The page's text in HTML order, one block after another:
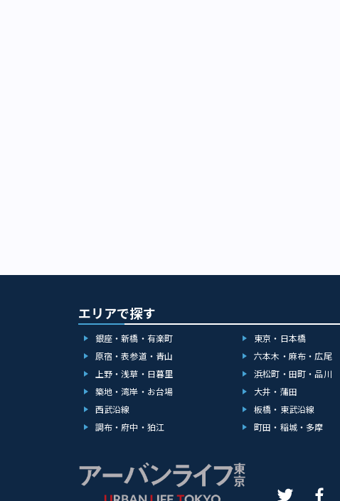
エリアで探す
銀座・新橋・有楽町 東京・日本橋
原宿・表参道・青山
六本木・麻布・広尾
上野・浅草・日暮里
浜松町・田町・品川
築地・湾岸・お台場
大井・蒲田
西武沿線
板橋・東武沿線
調布・府中・狛江
町田・稲城・多摩